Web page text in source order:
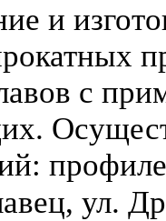
и
с
ул.